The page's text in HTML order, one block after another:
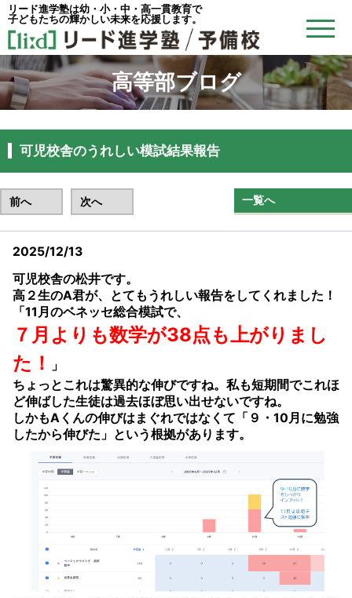
リード進学塾は幼・小・中・高一貫教育で
子どもたちの輝かしい未来を応援します。
高等部ブログ
可児校舎のうれしい模試結果報告
前へ 次へ 一覧へ
2025/12/13
可児校舎の松井です。
高２生のA君が、とてもうれしい報告をしてくれました！
「11月のベネッセ総合模試で、
７月よりも数学が38点も上がりまし
た！
」
ちょっとこれは驚異的な伸びですね。私も短期間でこれほ
ど伸ばした生徒は過去ほぼ思い出せないですね。
しかもAくんの伸びはまぐれではなくて「９・10月に勉強
したから伸びた」という根拠があります。